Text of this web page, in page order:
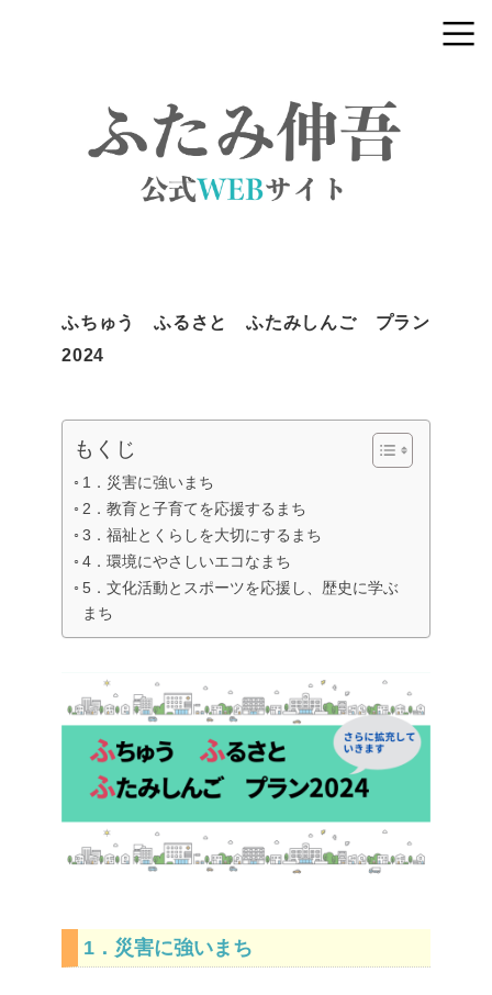
ふちゅう ふるさと ふたみしんご プラン
2024
もくじ
1．災害に強いまち
2．教育と子育てを応援するまち
3．福祉とくらしを大切にするまち
4．環境にやさしいエコなまち
5．文化活動とスポーツを応援し、歴史に学ぶ
まち
1．災害に強いまち